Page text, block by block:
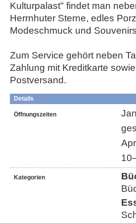
Kulturpalast" findet man
Herrnhuter Sterne, edles
Modeschmuck und
Zum Service gehört neben
Zahlung mit Kreditkarte
Postversand.
Details
Öffnungszeiten
Kategorien